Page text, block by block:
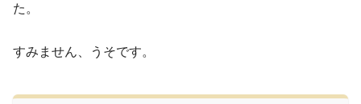
た。
すみません、うそです。